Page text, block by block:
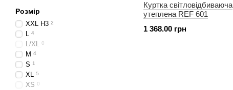
Куртка світловідбиваюча
утеплена REF 601
1 368.00 грн
Розмір
XXL H3 2
L 4
L/XL 0
M 4
S 1
XL 5
XS 0